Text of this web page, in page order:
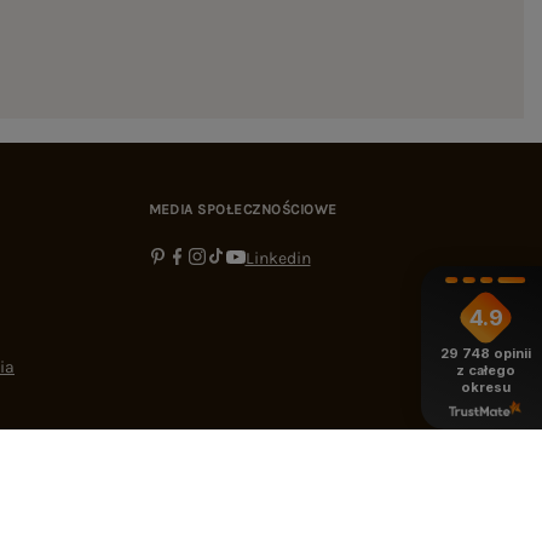
MEDIA SPOŁECZNOŚCIOWE
Linkedin
4.9
29 748 opinii
z całego
okresu